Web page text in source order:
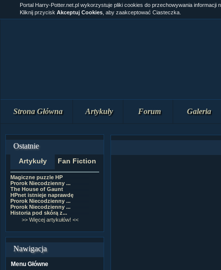
Strona Główna Artykuły Forum Galeria
Ostatnie
Artykuły Fan Fiction
Magiczne puzzle HP
Prorok Niecodzienny ...
The House of Gaunt
HPnet istnieje naprawdę
Prorok Niecodzienny ...
Prorok Niecodzienny ...
Historia pod skórą z...
>> Więcej artykułów! <<
Nawigacja
Menu Główne
Portal Harry-Potter.net.pl wykorzystuje pliki cookies do przechowywania informacji
Kliknij przycisk Akceptuj Cookies , aby zaakceptować Ciasteczka.